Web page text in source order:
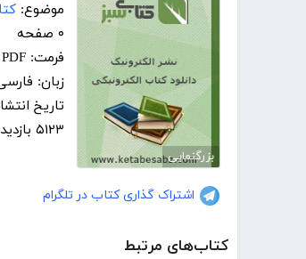
بزرگنمایی
موضوع:
۰ صفحه
فرمت: PDF
زبان:
تاریخ انتشار: ۱۷ مهر
۵۱۲۳ بازدید
اشتراک گذاری کتاب در تلگرام
کتاب‌های مرتبط